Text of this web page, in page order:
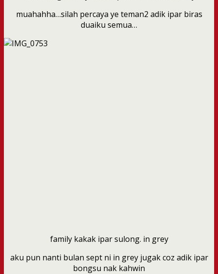
muahahha…silah percaya ye teman2 adik ipar biras
duaiku semua…
family kakak ipar sulong. in grey
aku pun nanti bulan sept ni in grey jugak coz adik ipar
bongsu nak kahwin